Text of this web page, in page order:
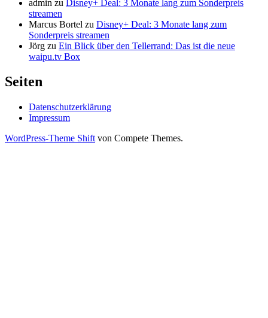
admin zu
Disney+ Deal: 3 Monate lang zum Sonderpreis
streamen
Marcus Bortel zu Disney+ Deal: 3 Monate lang zum
Sonderpreis streamen
Jörg zu Ein Blick über den Tellerrand: Das ist die neue
waipu.tv Box
Seiten
Datenschutzerklärung
Impressum
WordPress-Theme Shift von Compete Themes.